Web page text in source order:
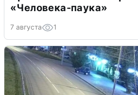
«Человека-паука»
7 августа 1